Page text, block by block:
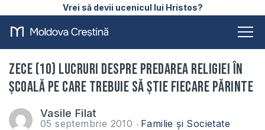
Vrei să devii ucenicul lui Hristos?
Zece (10) lucruri despre predarea Religiei în
şcoală pe care trebuie să ştie fiecare părinte
Vasile Filat
05 septembrie 2010 Familie și Societate